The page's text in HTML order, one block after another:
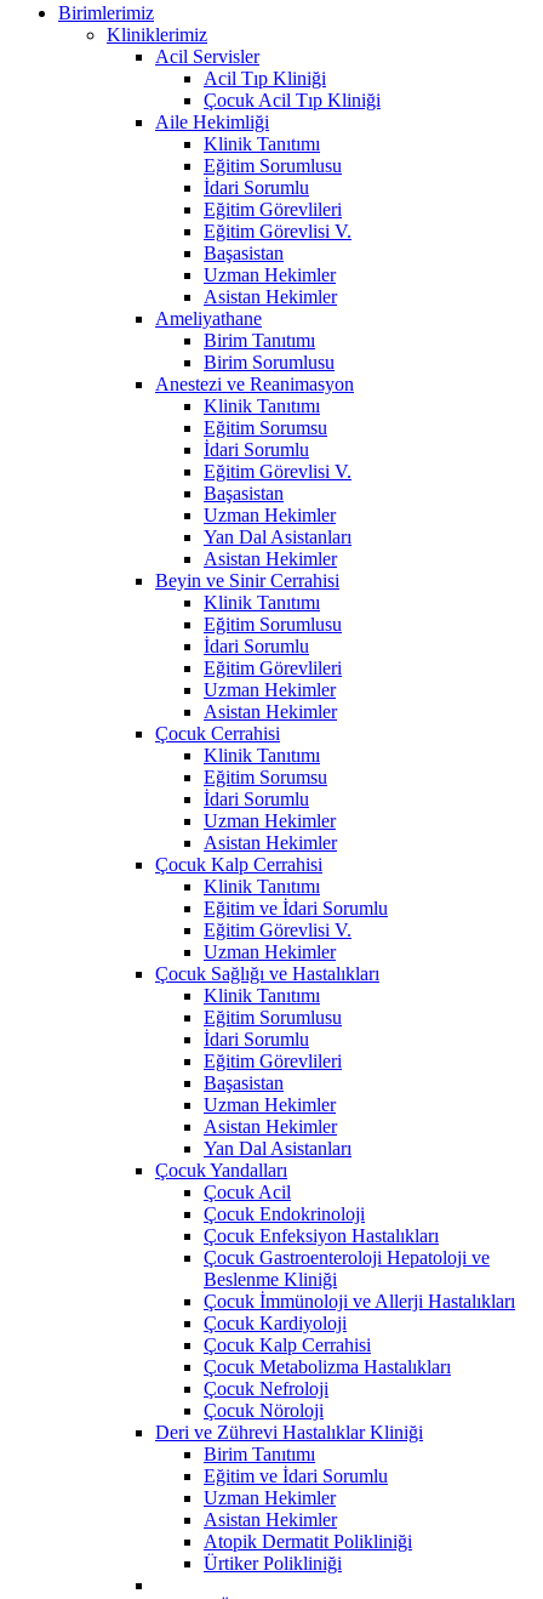
Birimlerimiz
Kliniklerimiz
Acil Servisler
Acil Tıp Kliniği
Çocuk Acil Tıp Kliniği
Aile Hekimliği
Klinik Tanıtımı
Eğitim Sorumlusu
İdari Sorumlu
Eğitim Görevlileri
Eğitim Görevlisi V.
Başasistan
Uzman Hekimler
Asistan Hekimler
Ameliyathane
Birim Tanıtımı
Birim Sorumlusu
Anestezi ve Reanimasyon
Klinik Tanıtımı
Eğitim Sorumsu
İdari Sorumlu
Eğitim Görevlisi V.
Başasistan
Uzman Hekimler
Yan Dal Asistanları
Asistan Hekimler
Beyin ve Sinir Cerrahisi
Klinik Tanıtımı
Eğitim Sorumlusu
İdari Sorumlu
Eğitim Görevlileri
Uzman Hekimler
Asistan Hekimler
Çocuk Cerrahisi
Klinik Tanıtımı
Eğitim Sorumsu
İdari Sorumlu
Uzman Hekimler
Asistan Hekimler
Çocuk Kalp Cerrahisi
Klinik Tanıtımı
Eğitim ve İdari Sorumlu
Eğitim Görevlisi V.
Uzman Hekimler
Çocuk Sağlığı ve Hastalıkları
Klinik Tanıtımı
Eğitim Sorumlusu
İdari Sorumlu
Eğitim Görevlileri
Başasistan
Uzman Hekimler
Asistan Hekimler
Yan Dal Asistanları
Çocuk Yandalları
Çocuk Acil
Çocuk Endokrinoloji
Çocuk Enfeksiyon Hastalıkları
Çocuk Gastroenteroloji Hepatoloji ve
Beslenme Kliniği
Çocuk İmmünoloji ve Allerji Hastalıkları
Çocuk Kardiyoloji
Çocuk Kalp Cerrahisi
Çocuk Metabolizma Hastalıkları
Çocuk Nefroloji
Çocuk Nöroloji
Deri ve Zührevi Hastalıklar Kliniği
Birim Tanıtımı
Eğitim ve İdari Sorumlu
Uzman Hekimler
Asistan Hekimler
Atopik Dermatit Polikliniği
Ürtiker Polikliniği